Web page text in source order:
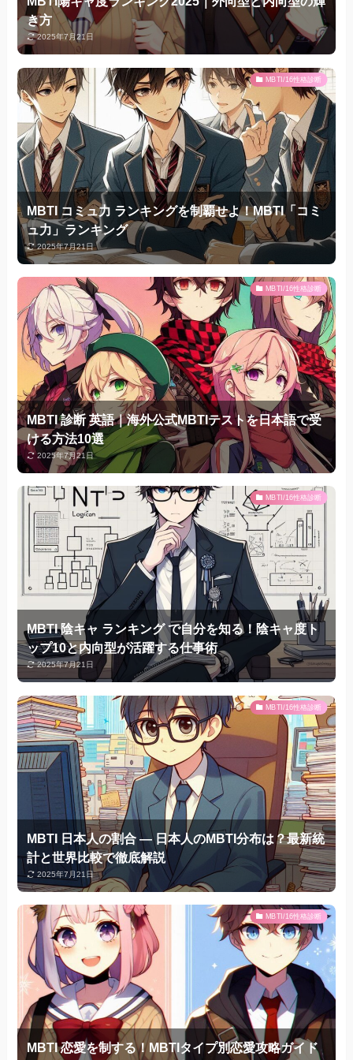
き方
2025年7月21日
MBTI/16性格診断
MBTI コミュ力 ランキングを制覇せよ！MBTI「コミ
ュ力」ランキング
2025年7月21日
MBTI/16性格診断
MBTI 診断 英語｜海外公式MBTIテストを日本語で受
ける方法10選
2025年7月21日
MBTI/16性格診断
MBTI 陰キャ ランキング で自分を知る！陰キャ度ト
ップ10と内向型が活躍する仕事術
2025年7月21日
MBTI/16性格診断
MBTI 日本人の割合 — 日本人のMBTI分布は？最新統
計と世界比較で徹底解説
2025年7月21日
MBTI/16性格診断
MBTI 恋愛を制する！MBTIタイプ別恋愛攻略ガイド